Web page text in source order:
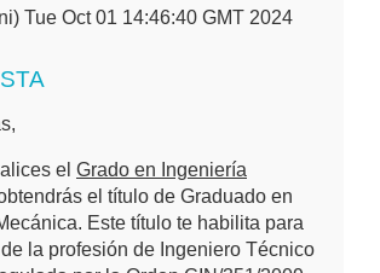
Tue Oct 01 14:46:40 GMT 2024
el Grado en Ingeniería
el título de Graduado en
Este título te habilita para
la profesión de Ingeniero Técnico